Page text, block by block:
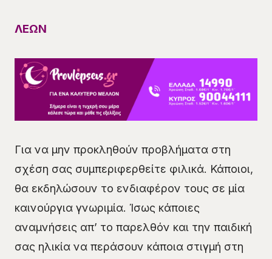
ΛΕΩΝ
Για να μην προκληθούν προβλήματα στη
σχέση σας συμπεριφερθείτε φιλικά. Κάποιοι,
θα εκδηλώσουν το ενδιαφέρον τους σε μία
καινούργια γνωριμία. Ίσως κάποιες
αναμνήσεις απ’ το παρελθόν και την παιδική
σας ηλικία να περάσουν κάποια στιγμή στη